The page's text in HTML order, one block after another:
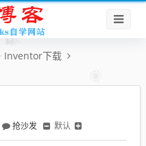
Inventor下载
抢沙发 默认